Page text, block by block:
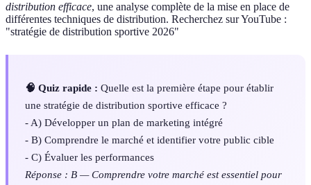
distribution efficace, une analyse complète de la mise en place de
différentes techniques de distribution. Recherchez sur YouTube :
"stratégie de distribution sportive 2026"
🧠 Quiz rapide : Quelle est la première étape pour établir
une stratégie de distribution sportive efficace ?
- A) Développer un plan de marketing intégré
- B) Comprendre le marché et identifier votre public cible
- C) Évaluer les performances
Réponse : B — Comprendre votre marché est essentiel pour